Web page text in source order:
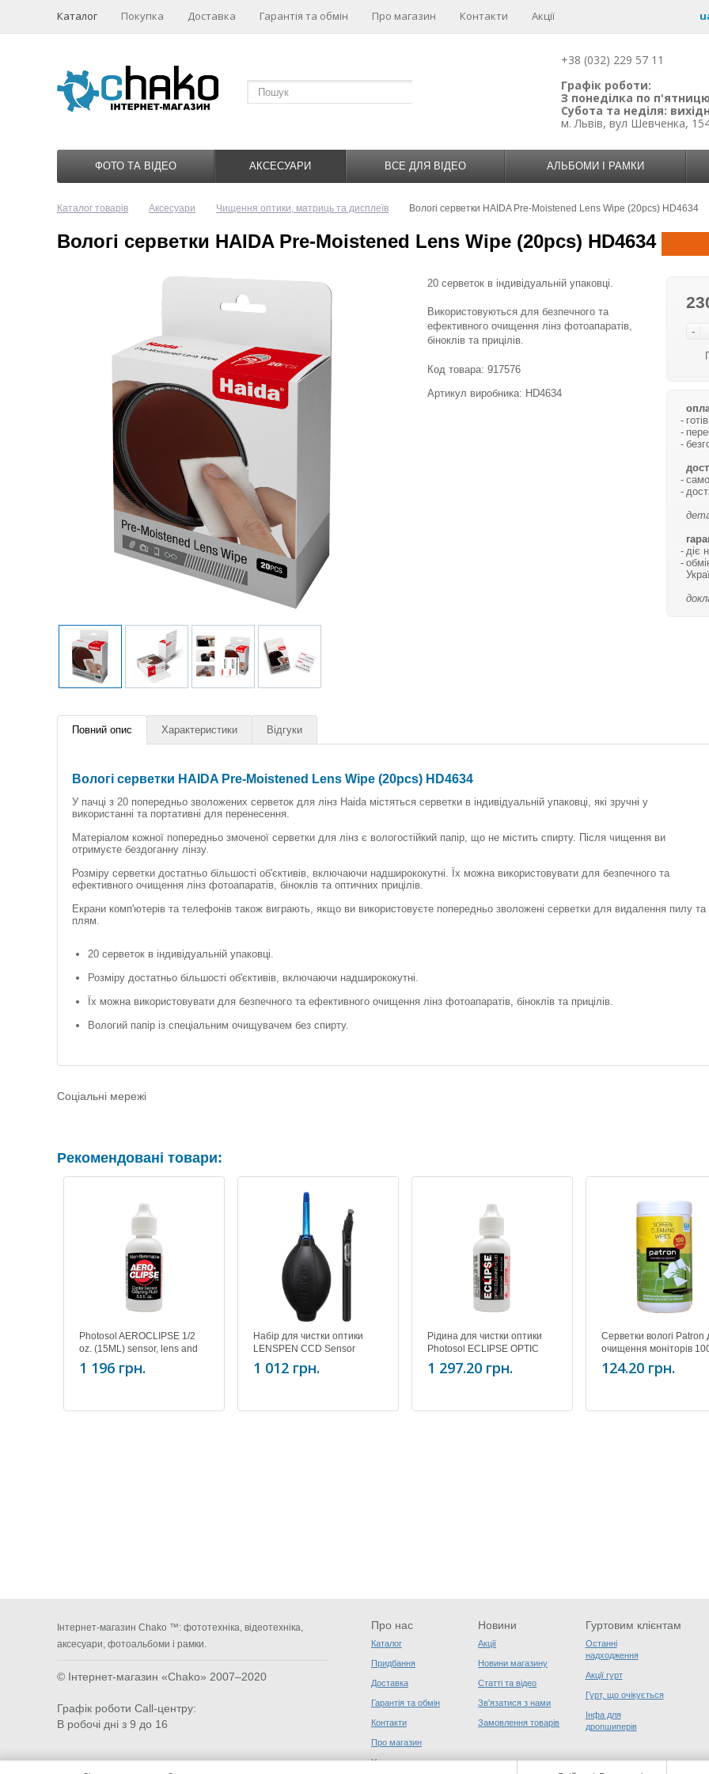
Каталог Покупка Доставка Гарантія та обмін Про магазин Контакти Акції
+38 (032) 229 57 11
Графік роботи:
З понеділка по
Субота та неділя:
м. Львів, вул Шевченка,
ФОТО ТА ВІДЕО АКСЕСУАРИ ВСЕ ДЛЯ ВІДЕО АЛЬБОМИ І РАМКИ
Каталог товарів Аксесуари Чищення оптики, матриць та дисплеїв Вологі серветки HAIDA Pre-Moistened Lens Wipe (20pcs) HD4634
Вологі серветки HAIDA Pre-Moistened Lens Wipe (20pcs) HD4634
-
діє
20 серветок в індивідуальній упаковці.
Використовуються для безпечного та
ефективного очищення лінз фотоапаратів,
біноклів та прицілів.
Код товара: 917576
Артикул виробника: HD4634
Повний опис Характеристики Відгуки
Вологі серветки HAIDA Pre-Moistened Lens Wipe (20pcs) HD4634
У пачці з 20 попередньо зволожених серветок для лінз Haida містяться серветки в індивідуальній упаковці, які зручні у
використанні та портативні для перенесення.
Матеріалом кожної попередньо змоченої серветки для лінз є вологостійкий папір, що не містить спирту. Після чищення ви
отримуєте бездоганну лінзу.
Розміру серветки достатньо більшості об'єктивів, включаючи надширококутні. Їх можна використовувати для безпечного та
ефективного очищення лінз фотоапаратів, біноклів та оптичних прицілів.
Екрани комп'ютерів та телефонів також виграють, якщо ви використовуєте попередньо зволожені серветки для видалення пилу та
плям.
20 серветок в індивідуальній упаковці.
Розміру достатньо більшості об'єктивів, включаючи надширококутні.
Їх можна використовувати для безпечного та ефективного очищення лінз фотоапаратів, біноклів та прицілів.
Вологий папір із спеціальним очищувачем без спирту.
Соціальні мережі
Рекомендовані товари:
Photosol AEROCLIPSE 1/2
oz. (15ML) sensor, lens and
optic cleaner - NON
FLAMMABLE
1 196 грн.
Набір для чистки оптики
LENSPEN CCD Sensor
cleaning kit SK-2A
1 012 грн.
Рідина для чистки оптики
Photosol ECLIPSE OPTIC
CLEANER 2 oz. (59 ML)
1 297.20 грн.
Серветки вологі Patron
очищення моніторів
штук, туба F3-027
124.20 грн.
Інтернет-магазин Chako ™: фототехніка, відеотехніка,
аксесуари, фотоальбоми і рамки.
© Інтернет-магазин «Chako» 2007–2020
Графік роботи Call-центру:
В робочі дні з 9 до 16
Про нас
Каталог
Придбання
Доставка
Гарантія та обмін
Контакти
Про магазин
Угода користувача
Новини
Акції
Новини магазину
Статті та відео
Зв'язатися з нами
Замовлення товарів
Гуртовим клієнтам
Останні
надходження
Акції гурт
Гурт, що очікується
Інфа для
дропшиперів